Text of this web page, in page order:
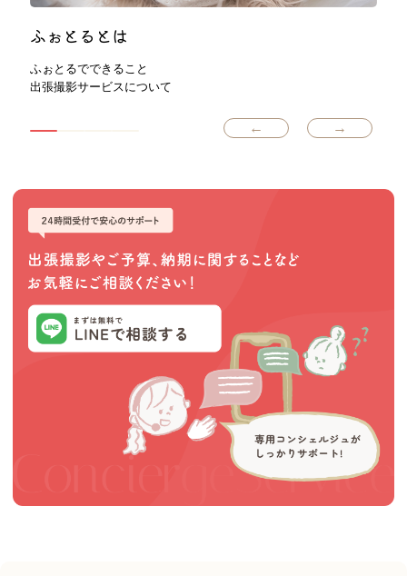
ふぉとるとは
ふぉとるでできること
出張撮影サービスについて
← →
鬼塚 巧也